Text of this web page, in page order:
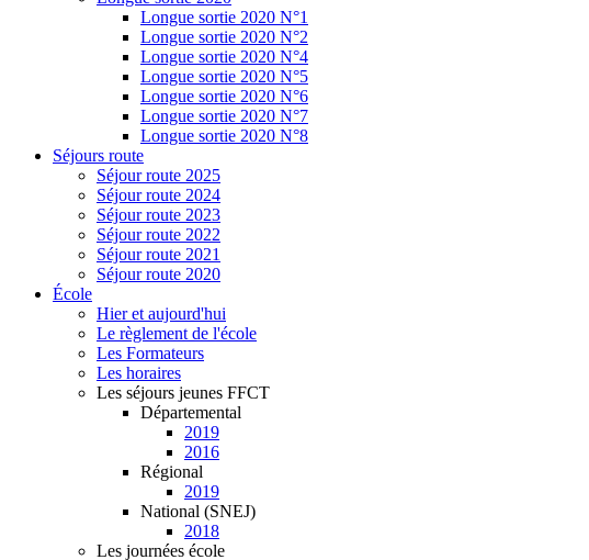
Longue sortie 2020 N°1
Longue sortie 2020 N°2
Longue sortie 2020 N°4
Longue sortie 2020 N°5
Longue sortie 2020 N°6
Longue sortie 2020 N°7
Longue sortie 2020 N°8
Séjours route
Séjour route 2025
Séjour route 2024
Séjour route 2023
Séjour route 2022
Séjour route 2021
Séjour route 2020
École
Hier et aujourd'hui
Le règlement de l'école
Les Formateurs
Les horaires
Les séjours jeunes FFCT
Départemental
2019
2016
Régional
2019
National (SNEJ)
2018
Les journées école